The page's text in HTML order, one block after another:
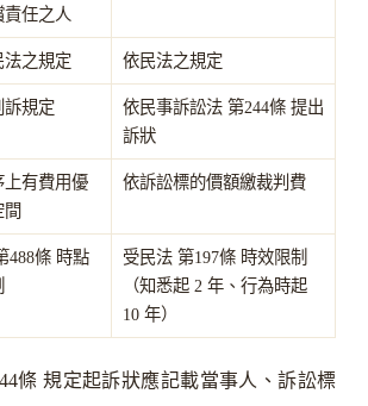
責任之人
法之規定 依民法之規定
訴規定
依民事訴訟法 第244條 提出
訴狀
上有費用優
間
依訴訟標的價額繳裁判費
488條 時點
受民法 第197條 時效限制
（知悉起 2 年、行為時起
10 年）
條 規定起訴狀應記載當事人、訴訟標